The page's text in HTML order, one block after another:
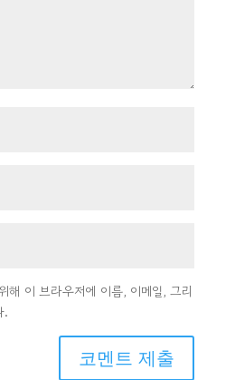
해 이 브라우저에 이름, 이메일, 그리
.